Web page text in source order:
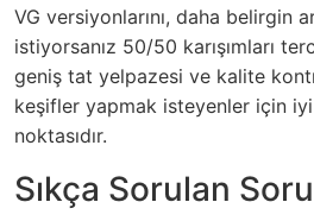
VG versiyonlarını, daha belirgin
istiyorsanız 50/50 karışımları
geniş tat yelpazesi ve kalite
keşifler yapmak isteyenler için
noktasıdır.
Sıkça Sorulan